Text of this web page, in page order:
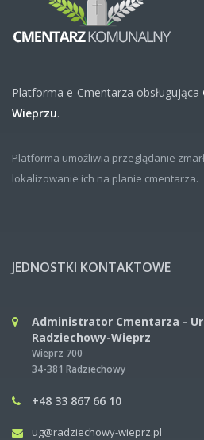
Platforma e-Cmentarza obsługująca
Wieprzu.
Platforma umożliwia przeglądanie
lokalizowanie ich na planie cmentarza.
JEDNOSTKI KONTAKTOWE
Administrator Cmentarza -
Radziechowy-Wieprz
Wieprz 700
34-381 Radziechowy
+48 33 867 66 10
ug@radziechowy-wieprz.pl